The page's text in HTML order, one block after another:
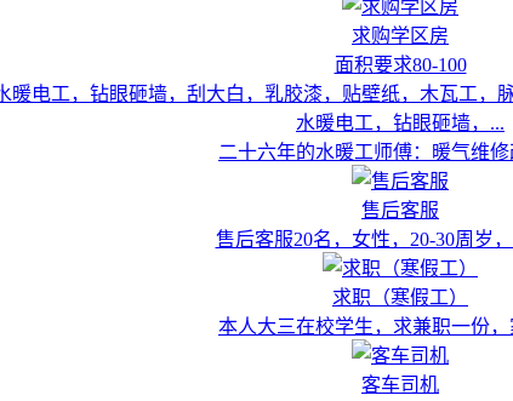
求购学区房
面积要求80-100
水暖电工，钻眼砸墙，...
二十六年的水暖工师傅：暖气维修
售后客服
售后客服20名，女性，20-30周岁
求职（寒假工）
本人大三在校学生，求兼职一份，
客车司机